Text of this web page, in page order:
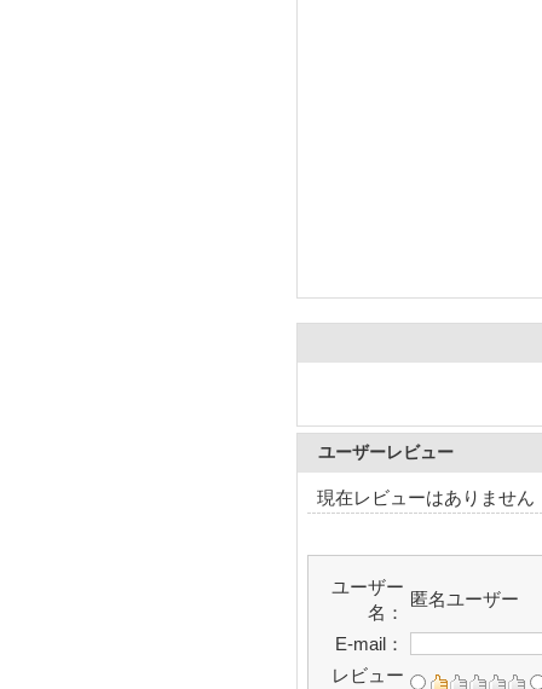
ユーザーレビュー
現在レビューはありません
ユーザー
名：
匿名ユーザー
E-mail：
レビュー